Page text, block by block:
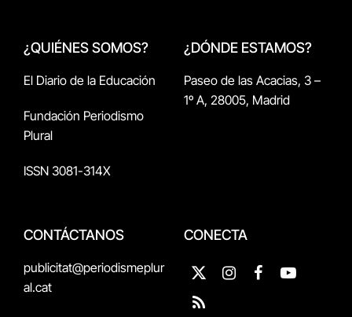
¿QUIÉNES SOMOS?
El Diario de la Educación
Fundación Periodismo
Plural
ISSN 3081-314X
¿DÓNDE ESTAMOS?
Paseo de las Acacias, 3 –
1º A, 28005, Madrid
CONTÁCTANOS
publicitat@periodismeplur
al.cat
CONECTA
X
(Twitter)
InstagramFacebookYouTube
RSS